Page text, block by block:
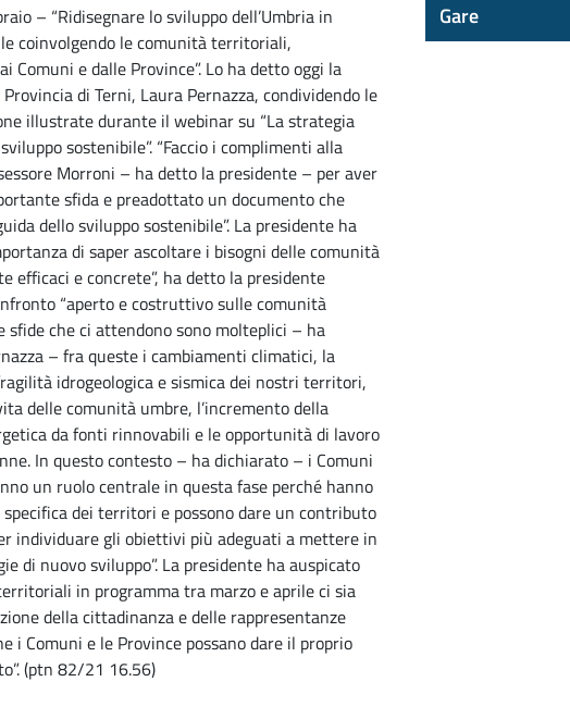
– “Ridisegnare lo sviluppo dell’Umbria in
coinvolgendo le comunità territoriali,
Comuni e dalle Province”. Lo ha detto oggi la
di Terni, Laura Pernazza, condividendo le
illustrate durante il webinar su “La strategia
sostenibile”. “Faccio i complimenti alla
Morroni – ha detto la presidente – per aver
sfida e preadottato un documento che
dello sviluppo sostenibile”. La presidente ha
di saper ascoltare i bisogni delle comunità
efficaci e concrete”, ha detto la presidente
“aperto e costruttivo sulle comunità
sfide che ci attendono sono molteplici – ha
– fra queste i cambiamenti climatici, la
idrogeologica e sismica dei nostri territori,
delle comunità umbre, l’incremento della
da fonti rinnovabili e le opportunità di lavoro
In questo contesto – ha dichiarato – i Comuni
un ruolo centrale in questa fase perché hanno
specifica dei territori e possono dare un contributo
individuare gli obiettivi più adeguati a mettere in
di nuovo sviluppo”. La presidente ha auspicato
in programma tra marzo e aprile ci sia
della cittadinanza e delle rappresentanze
i Comuni e le Province possano dare il proprio
(ptn 82/21 16.56)
Gare